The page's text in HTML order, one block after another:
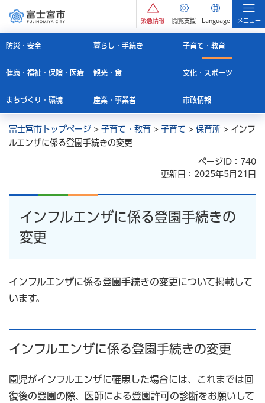
緊急情報 閲覧支援 Language メニュー
防災・安全 暮らし・手続き 子育て・教育
健康・福祉・保険・医療 観光・食 文化・スポーツ
まちづくり・環境 産業・事業者 市政情報
富士宮市トップページ > 子育て・教育 > 子育て > 保育所 > インフ
ルエンザに係る登園手続きの変更
ページID：740
更新日：2025年5月21日
インフルエンザに係る登園手続きの
変更
インフルエンザに係る登園手続きの変更について掲載して
います。
インフルエンザに係る登園手続きの変更
園児がインフルエンザに罹患した場合には、これまでは回
復後の登園の際、医師による登園許可の診断をお願いして